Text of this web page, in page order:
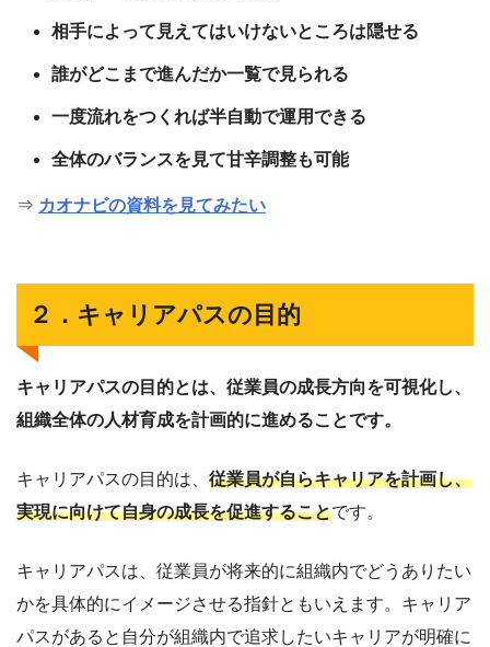
相手によって見えてはいけないところは隠せる
誰がどこまで進んだか一覧で見られる
一度流れをつくれば半自動で運用できる
全体のバランスを見て甘辛調整も可能
⇒ カオナビの資料を見てみたい
２．キャリアパスの目的
キャリアパスの目的とは、従業員の成長方向を可視化し、
組織全体の人材育成を計画的に進めることです。
キャリアパスの目的は、 従業員が自らキャリアを計画し、
実現に向けて自身の成長を促進することです。
キャリアパスは、従業員が将来的に組織内でどうありたい
かを具体的にイメージさせる指針ともいえます。キャリア
パスがあると自分が組織内で追求したいキャリアが明確に